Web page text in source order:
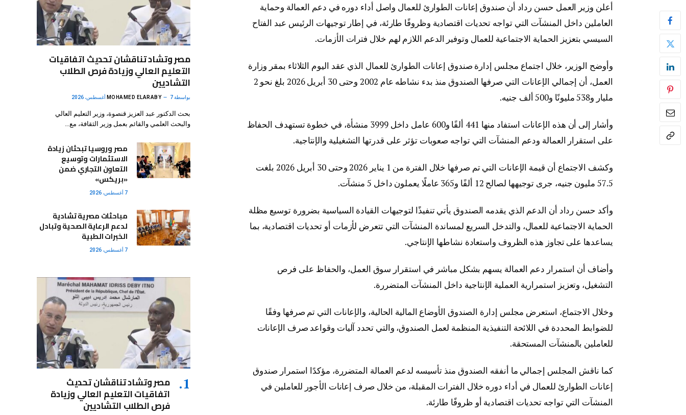
أعلن وزير العمل حسن رداد أن صندوق إعانات الطوارئ للعمال واصل أداء دوره في دعم العمالة وحماية
العاملين داخل المنشآت التي تواجه تحديات اقتصادية وظروفًا طارئة، في إطار توجيهات الرئيس عبد الفتاح
السيسي بتعزيز الحماية الاجتماعية للعمال وتوفير الدعم اللازم لهم خلال فترات الأزمات.
وأوضح الوزير، خلال اجتماع مجلس إدارة صندوق إعانات الطوارئ للعمال الذي عقد اليوم الثلاثاء بمقر وزارة
العمل، أن إجمالي الإعانات التي صرفها الصندوق منذ بدء نشاطه عام 2002 وحتى 30 أبريل 2026 بلغ نحو 2
مليار و538 مليونًا و500 ألف جنيه.
وأشار إلى أن هذه الإعانات استفاد منها 441 ألفًا و600 عامل داخل 3999 منشأة، في خطوة تستهدف الحفاظ
على استقرار العمالة ودعم المنشآت التي تواجه صعوبات تؤثر على قدرتها التشغيلية والإنتاجية.
وكشف الاجتماع أن قيمة الإعانات التي تم صرفها خلال الفترة من 1 يناير 2026 وحتى 30 أبريل 2026 بلغت
57.5 مليون جنيه، جرى توجيهها لصالح 12 ألفًا و365 عاملًا يعملون داخل 5 منشآت.
وأكد حسن رداد أن الدعم الذي يقدمه الصندوق يأتي تنفيذًا لتوجيهات القيادة السياسية بضرورة توسيع مظلة
الحماية الاجتماعية للعمال، والتدخل السريع لمساندة المنشآت التي تتعرض لأزمات أو تحديات اقتصادية، بما
يساعدها على تجاوز هذه الظروف واستعادة نشاطها الإنتاجي.
وأضاف أن استمرار دعم العمالة يسهم بشكل مباشر في استقرار سوق العمل، والحفاظ على فرص
التشغيل، وتعزيز استمرارية العملية الإنتاجية داخل المنشآت المتضررة.
وخلال الاجتماع، استعرض مجلس إدارة الصندوق الأوضاع المالية الحالية، والإعانات التي تم صرفها وفقًا
للضوابط المحددة في اللائحة التنفيذية المنظمة لعمل الصندوق، والتي تحدد آليات وقواعد صرف الإعانات
للعاملين بالمنشآت المستحقة.
كما ناقش المجلس إجمالي ما أنفقه الصندوق منذ تأسيسه لدعم العمالة المتضررة، مؤكدًا استمرار صندوق
إعانات الطوارئ للعمال في أداء دوره خلال الفترات المقبلة، من خلال صرف إعانات الأجور للعاملين في
المنشآت التي تواجه تحديات اقتصادية أو ظروفًا طارئة.
مصر وتشاد تناقشان تحديث اتفاقيات
التعليم العالي وزيادة فرص الطلاب
التشاديين
بواسطة MOHAMED ELARABY 7 أغسطس، 2026
بحث الدكتور عبد العزيز قنصوة، وزير التعليم العالي
والبحث العلمي والقائم بعمل وزير الثقافة، مع…
مصر وروسيا تبحثان زيادة
الاستثمارات وتوسيع
التعاون التجاري ضمن
«بريكس»
7 أغسطس، 2026
مباحثات مصرية تشادية
لدعم الرعاية الصحية وتبادل
الخبرات الطبية
7 أغسطس، 2026
مصر وتشاد تناقشان تحديث
اتفاقيات التعليم العالي وزيادة
فرص الطلاب التشاديين